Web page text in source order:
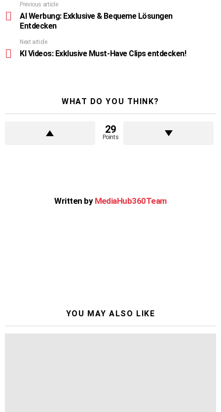
more
Previous article
AI Werbung: Exklusive & Bequeme Lösungen
Entdecken
Next article
KI Videos: Exklusive Must-Have Clips entdecken!
WHAT DO YOU THINK?
29
Points
Written by MediaHub360Team
YOU MAY ALSO LIKE